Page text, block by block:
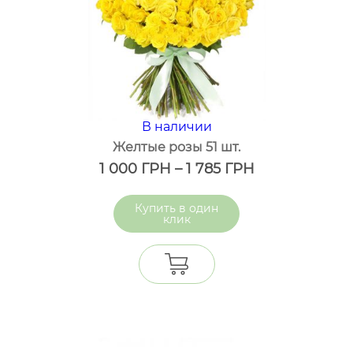
В наличии
Желтые розы 51 шт.
1 000 ГРН –1 785 ГРН
один
клик